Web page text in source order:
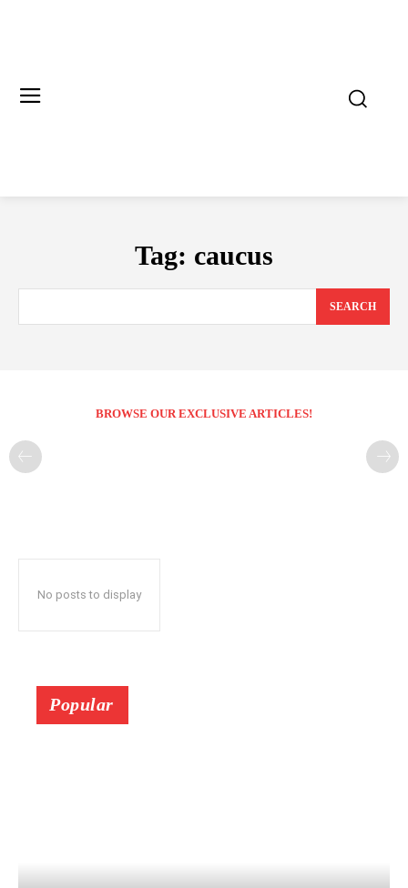
Tag: caucus
SEARCH
BROWSE OUR EXCLUSIVE ARTICLES!
No posts to display
Popular